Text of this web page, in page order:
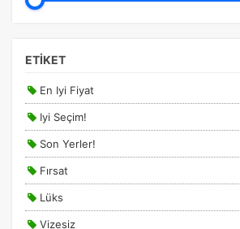
ETİKET
En Iyi Fiyat
Iyi Seçim!
Son Yerler!
Fırsat
Lüks
Vizesiz